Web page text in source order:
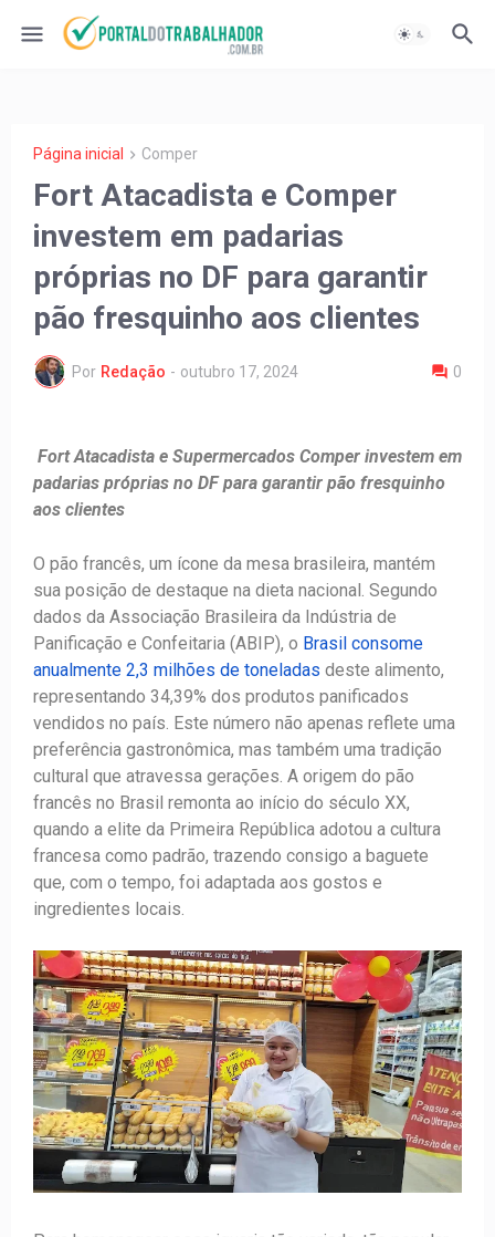
Página inicial Comper
Fort Atacadista e Comper
investem em padarias
próprias no DF para garantir
pão fresquinho aos clientes
Por Redação - outubro 17, 2024 0
Fort Atacadista e Supermercados Comper investem em
padarias próprias no DF para garantir pão fresquinho
aos clientes
O pão francês, um ícone da mesa brasileira, mantém
sua posição de destaque na dieta nacional. Segundo
dados da Associação Brasileira da Indústria de
Panificação e Confeitaria (ABIP), o Brasil consome
anualmente 2,3 milhões de toneladas deste alimento,
representando 34,39% dos produtos panificados
vendidos no país. Este número não apenas reflete uma
preferência gastronômica, mas também uma tradição
cultural que atravessa gerações. A origem do pão
francês no Brasil remonta ao início do século XX,
quando a elite da Primeira República adotou a cultura
francesa como padrão, trazendo consigo a baguete
que, com o tempo, foi adaptada aos gostos e
ingredientes locais.